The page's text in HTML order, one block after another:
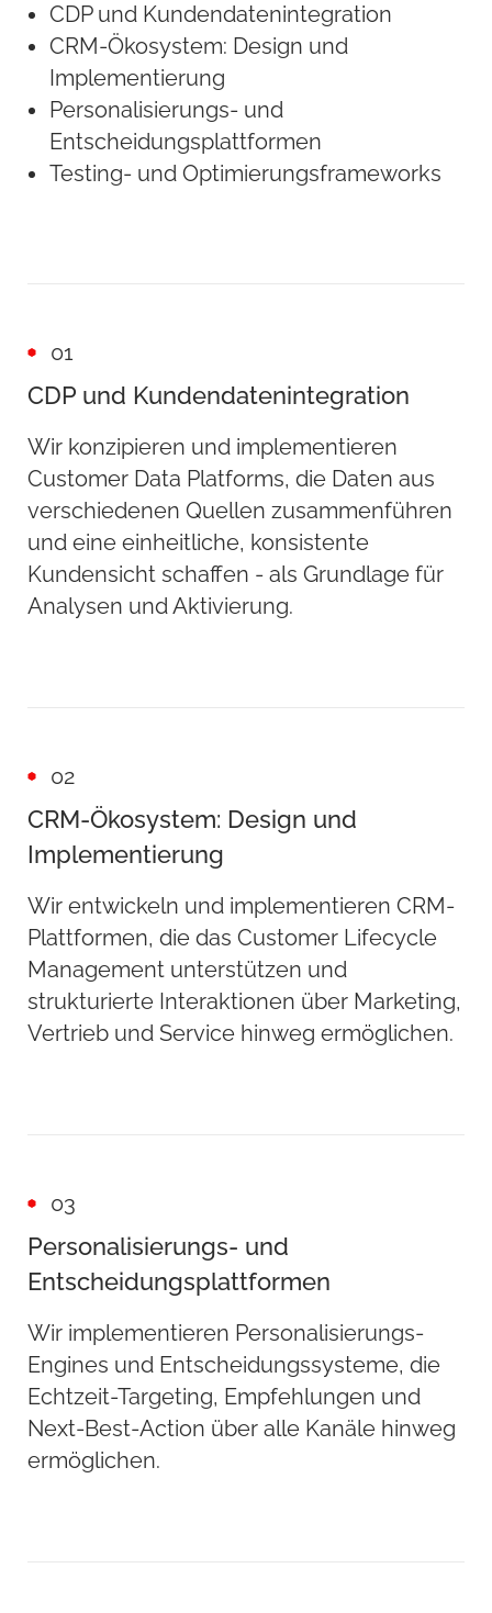
CDP und Kundendatenintegration
CRM-Ökosystem: Design und
Implementierung
Personalisierungs- und
Entscheidungsplattformen
Testing- und Optimierungsframeworks
01
CDP und Kundendatenintegration
Wir konzipieren und implementieren
Customer Data Platforms, die Daten aus
verschiedenen Quellen zusammenführen
und eine einheitliche, konsistente
Kundensicht schaffen - als Grundlage für
Analysen und Aktivierung.
02
CRM-Ökosystem: Design und
Implementierung
Wir entwickeln und implementieren CRM-
Plattformen, die das Customer Lifecycle
Management unterstützen und
strukturierte Interaktionen über Marketing,
Vertrieb und Service hinweg ermöglichen.
03
Personalisierungs- und
Entscheidungsplattformen
Wir implementieren Personalisierungs-
Engines und Entscheidungssysteme, die
Echtzeit-Targeting, Empfehlungen und
Next-Best-Action über alle Kanäle hinweg
ermöglichen.